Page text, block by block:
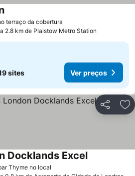
terraço da cobertura
Ver preços
a 2.8 km de Plaistow Metro Station
sites Ver preços
Partilhar
Thyme no local
Docklands ExcelVer preços